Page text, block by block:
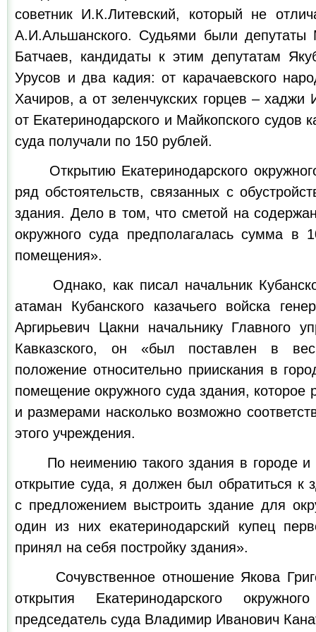
советник И.К.Литевский, который не
А.И.Альшанского. Судьями были
Батчаев, кандидаты к этим депутатам
Урусов и два кадия: от карачаевского
Хачиров, а от зеленчукских горцев –
от Екатеринодарского и Майкопского судов
суда получали по 150 рублей.
Открытию Екатеринодарского
ряд обстоятельств, связанных с
здания. Дело в том, что сметой на
окружного суда предполагалась сумма в
помещения».
Однако, как писал начальник
атаман Кубанского казачьего войска
Аргирьевич Цакни начальнику Главного
Кавказского, он «был поставлен в
положение относительно приискания в
помещение окружного суда здания, которое
и размерами насколько возможно
этого учреждения.
По неимению такого здания в городе и
открытие суда, я должен был обратиться к
с предложением выстроить здание для
один из них екатеринодарский купец
принял на себя постройку здания».
Сочувственное отношение Якова
открытия Екатеринодарского
председатель суда Владимир Иванович